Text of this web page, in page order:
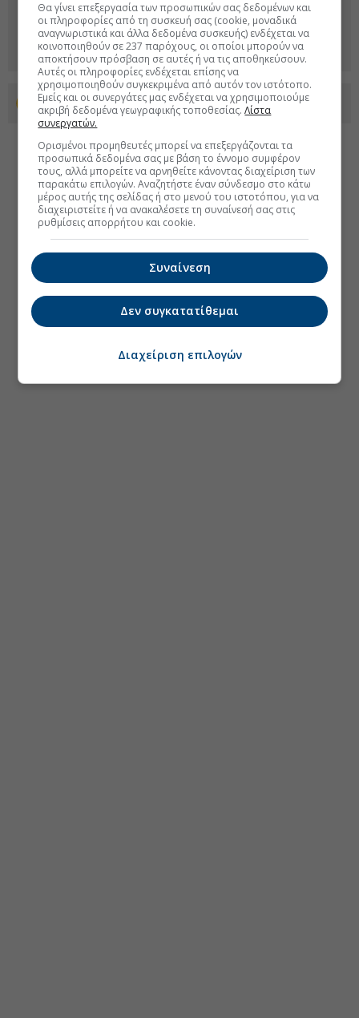
Προσθέστε το euro2day.gr στο Discover
Θα γίνει επεξεργασία των προσωπικών σας δεδομένων και
οι πληροφορίες από τη συσκευή σας (cookie, μοναδικά
αναγνωριστικά και άλλα δεδομένα συσκευής) ενδέχεται να
κοινοποιηθούν σε 237 παρόχους, οι οποίοι μπορούν να
αποκτήσουν πρόσβαση σε αυτές ή να τις αποθηκεύσουν.
Αυτές οι πληροφορίες ενδέχεται επίσης να
χρησιμοποιηθούν συγκεκριμένα από αυτόν τον ιστότοπο.
Εμείς και οι συνεργάτες μας ενδέχεται να χρησιμοποιούμε
ακριβή δεδομένα γεωγραφικής τοποθεσίας.Λίστα
συνεργατών.
Ορισμένοι προμηθευτές μπορεί να επεξεργάζονται τα
προσωπικά δεδομένα σας με βάση το έννομο συμφέρον
τους, αλλά μπορείτε να αρνηθείτε κάνοντας διαχείριση των
παρακάτω επιλογών. Αναζητήστε έναν σύνδεσμο στο κάτω
μέρος αυτής της σελίδας ή στο μενού του ιστοτόπου, για να
διαχειριστείτε ή να ανακαλέσετε τη συναίνεσή σας στις
ρυθμίσεις απορρήτου και cookie.
Συναίνεση
Δεν συγκατατίθεμαι
Διαχείριση επιλογών